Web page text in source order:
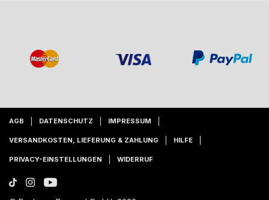
AGB DATENSCHUTZ IMPRESSUM
VERSANDKOSTEN, LIEFERUNG & ZAHLUNG HILFE
PRIVACY-EINSTELLUNGEN WIDERRUF